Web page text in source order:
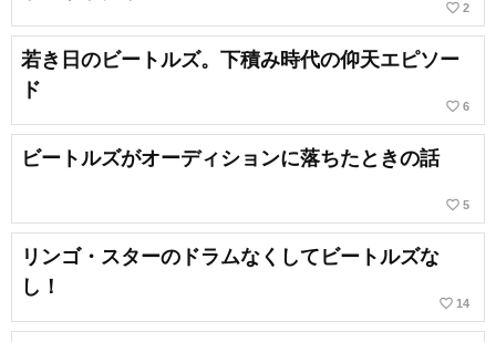
favorite_border 2
若き日のビートルズ。下積み時代の仰天エピソー
ド
favorite_border 6
ビートルズがオーディションに落ちたときの話
favorite_border 5
リンゴ・スターのドラムなくしてビートルズな
し！
favorite_border 14